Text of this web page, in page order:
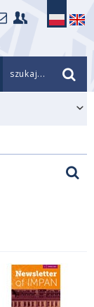
szukaj...